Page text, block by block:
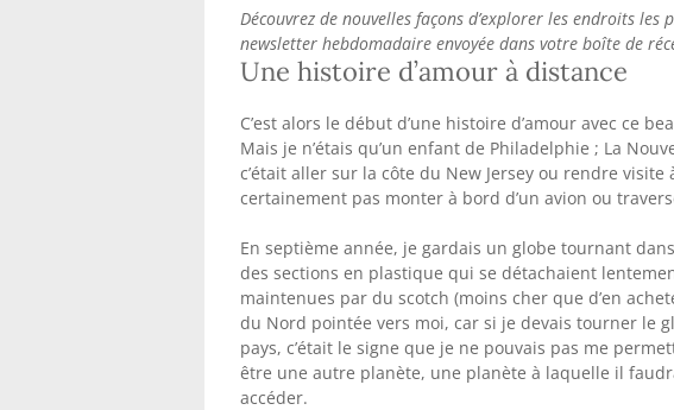
Découvrez de nouvelles façons d’explorer les endroits
newsletter hebdomadaire envoyée dans votre boîte de
Une histoire d’amour à distance
C’est alors le début d’une histoire d’amour avec ce
Mais je n’étais qu’un enfant de Philadelphie ; La
c’était aller sur la côte du New Jersey ou rendre
certainement pas monter à bord d’un avion ou
En septième année, je gardais un globe tournant
des sections en plastique qui se détachaient
maintenues par du scotch (moins cher que d’en
du Nord pointée vers moi, car si je devais tourner le
pays, c’était le signe que je ne pouvais pas me
être une autre planète, une planète à laquelle il
accéder.